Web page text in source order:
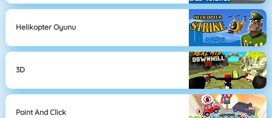
Helikopter Oyunu
3D
Point And Click